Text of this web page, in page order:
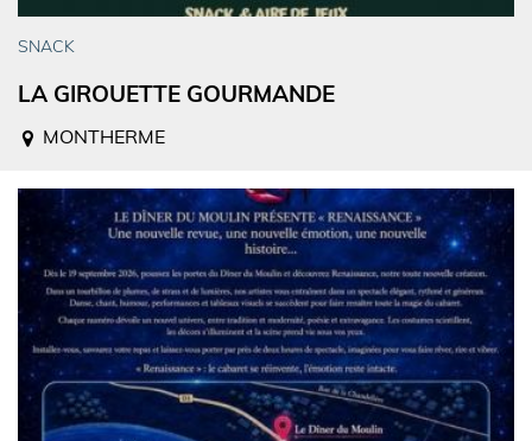
SNACK
LA GIROUETTE GOURMANDE
MONTHERME